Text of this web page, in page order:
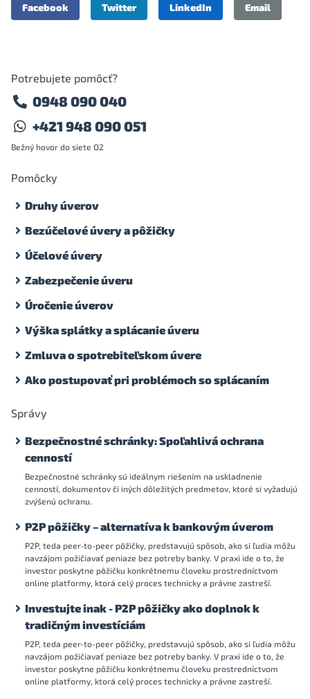
Facebook Twitter LinkedIn Email
Potrebujete pomôcť?
0948 090 040
+421 948 090 051
Bežný hovor do siete O2
Pomôcky
Druhy úverov
Bezúčelové úvery a pôžičky
Účelové úvery
Zabezpečenie úveru
Úročenie úverov
Výška splátky a splácanie úveru
Zmluva o spotrebiteľskom úvere
Ako postupovať pri problémoch so splácaním
Správy
Bezpečnostné schránky: Spoľahlivá ochrana
cenností
Bezpečnostné schránky sú ideálnym riešením na uskladnenie
cenností, dokumentov či iných dôležitých predmetov, ktoré si vyžadujú
zvýšenú ochranu.
P2P pôžičky – alternatíva k bankovým úverom
P2P, teda peer-to-peer pôžičky, predstavujú spôsob, ako si ľudia môžu
navzájom požičiavať peniaze bez potreby banky. V praxi ide o to, že
investor poskytne pôžičku konkrétnemu človeku prostredníctvom
online platformy, ktorá celý proces technicky a právne zastreší.
Investujte inak - P2P pôžičky ako doplnok k
tradičným investíciám
P2P, teda peer-to-peer pôžičky, predstavujú spôsob, ako si ľudia môžu
navzájom požičiavať peniaze bez potreby banky. V praxi ide o to, že
investor poskytne pôžičku konkrétnemu človeku prostredníctvom
online platformy, ktorá celý proces technicky a právne zastreší.